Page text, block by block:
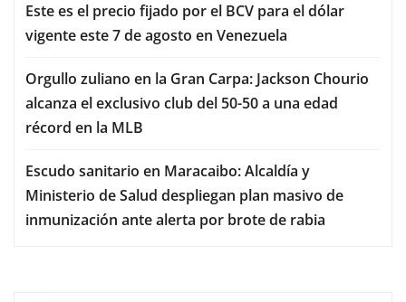
Este es el precio fijado por el BCV para el dólar
vigente este 7 de agosto en Venezuela
Orgullo zuliano en la Gran Carpa: Jackson Chourio
alcanza el exclusivo club del 50-50 a una edad
récord en la MLB
Escudo sanitario en Maracaibo: Alcaldía y
Ministerio de Salud despliegan plan masivo de
inmunización ante alerta por brote de rabia